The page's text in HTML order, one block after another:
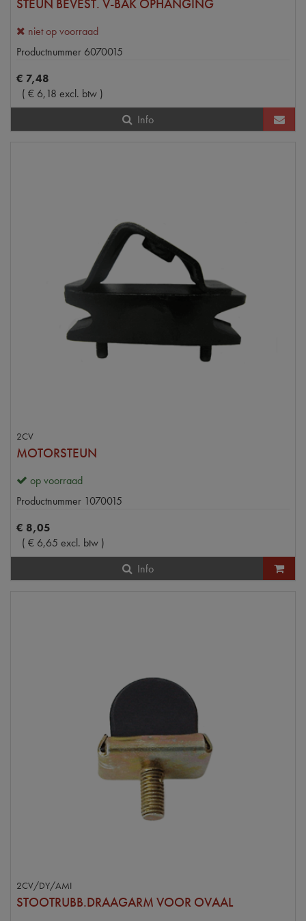
STEUN BEVEST. V-BAK OPHANGING
niet op voorraad
Productnummer 6070015
€ 7,48
( € 6,18 excl. btw )
Info
2CV
MOTORSTEUN
op voorraad
Productnummer 1070015
€ 8,05
( € 6,65 excl. btw )
Info
2CV/DY/AMI
STOOTRUBB.DRAAGARM VOOR OVAAL